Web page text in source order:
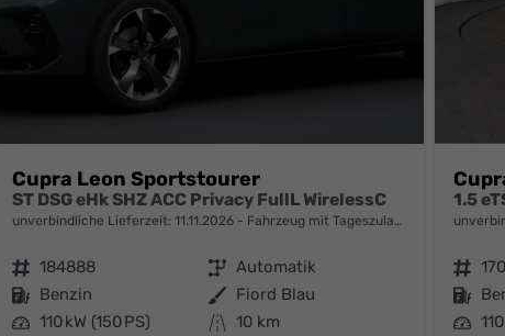
Cupra Leon Sportstourer
ST DSG eHk SHZ ACC Privacy FullL WirelessC
unverbindliche Lieferzeit: 11.11.2026 Fahrzeug mit Tageszulassung
Fahrzeugnr. 184888 Getriebe Automatik
Kraftstoff Benzin Außenfarbe Fiord Blau
Leistung 110 kW (150 PS) Kilometerstand 10 km
1.5
Fahrzeugnr.
Kraftstoff
Leistung